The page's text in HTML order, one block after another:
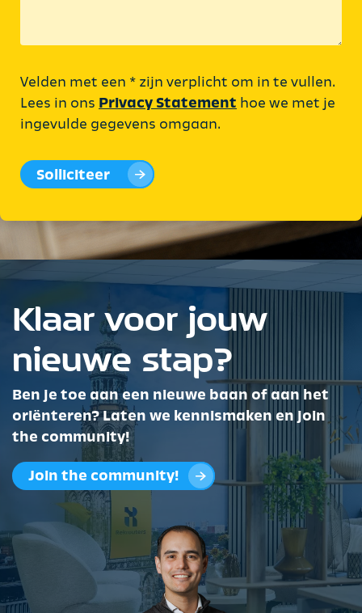
Velden met een * zijn verplicht om in te vullen.
Lees in ons Privacy Statement hoe we met je
ingevulde gegevens omgaan.
Solliciteer
Klaar voor jouw
nieuwe stap?
Ben je toe aan een nieuwe baan of aan het
oriënteren? Laten we kennismaken en join
the community!
Join the community!